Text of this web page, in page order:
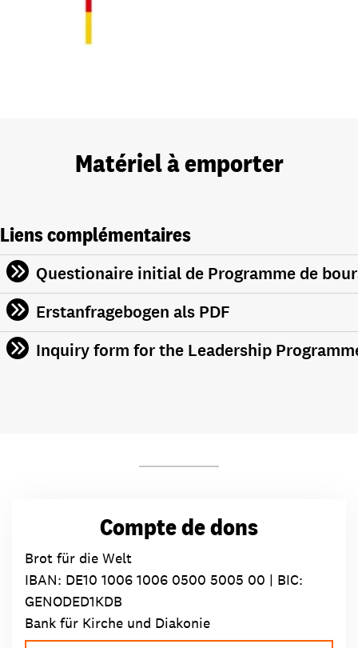
Matériel à emporter
Liens complémentaires
Questionaire initial de Programme de
Erstanfragebogen als PDF
Inquiry form for the Leadership
Compte de dons
Brot für die Welt
IBAN: DE10 1006 1006 0500 5005 00 | BIC:
GENODED1KDB
Bank für Kirche und Diakonie